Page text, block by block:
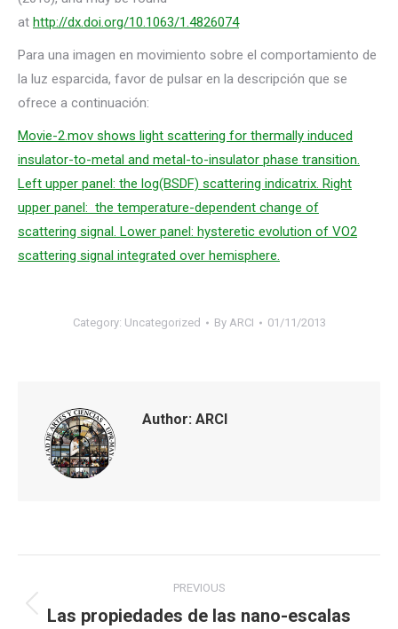
at http://dx.doi.org/10.1063/1.4826074
Para una imagen en movimiento sobre el comportamiento de
la luz esparcida, favor de pulsar en la descripción que se
ofrece a continuación:
Movie-2.mov shows light scattering for thermally induced
insulator-to-metal and metal-to-insulator phase transition.
Left upper panel: the log(BSDF) scattering indicatrix. Right
upper panel: the temperature-dependent change of
scattering signal. Lower panel: hysteretic evolution of VO2
scattering signal integrated over hemisphere.
Category: Uncategorized By ARCI 01/11/2013
Author: ARCI
navigation
PREVIOUS
Previous
Las propiedades de las nano-escalas